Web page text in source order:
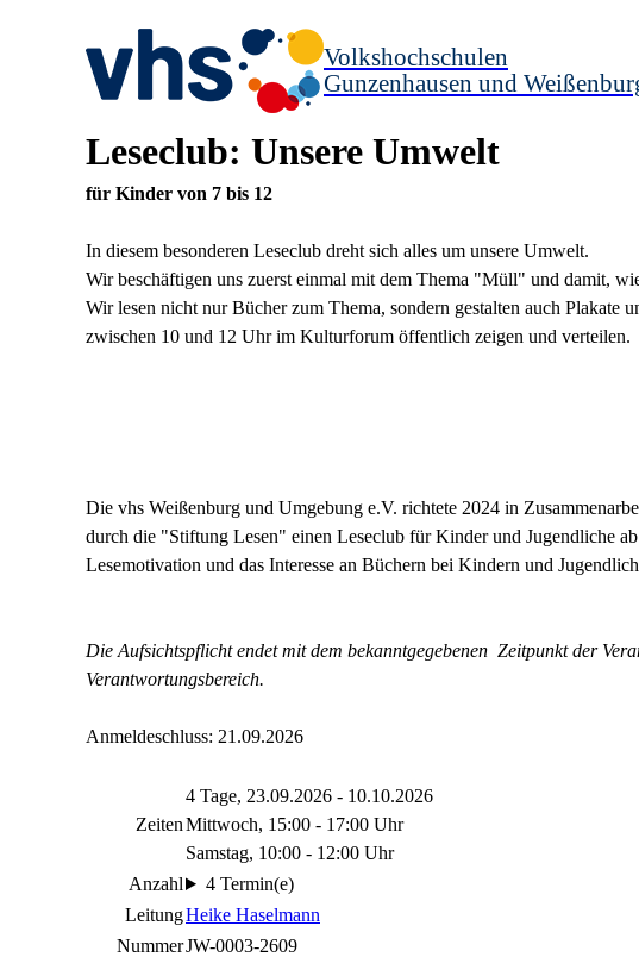
Volkshochschulen
Gunzenhausen und
Leseclub: Unsere Umwelt
für Kinder von 7 bis 12
In diesem besonderen Leseclub dreht sich alles um unsere Umwelt.
Wir beschäftigen uns zuerst einmal mit dem Thema "Müll" und damit,
Wir lesen nicht nur Bücher zum Thema, sondern gestalten auch Plakate
zwischen 10 und 12 Uhr im Kulturforum öffentlich zeigen und verteilen.
Die vhs Weißenburg und Umgebung e.V. richtete 2024 in
durch die "Stiftung Lesen" einen Leseclub für Kinder und Jugendliche
Lesemotivation und das Interesse an Büchern bei Kindern und
Die Aufsichtspflicht endet mit dem bekanntgegebenen Zeitpunkt der
Verantwortungsbereich.
Anmeldeschluss: 21.09.2026
Zeiten
4 Tage, 23.09.2026 - 10.10.2026
Mittwoch, 15:00 - 17:00 Uhr
Samstag, 10:00 - 12:00 Uhr
Anzahl
4 Termin(e)
LeitungHeike Haselmann
NummerJW-0003-2609